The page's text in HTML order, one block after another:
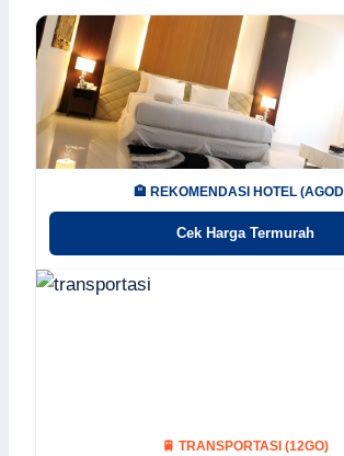
🏨 REKOMENDASI HOTEL
Cek Harga Termurah
🚆 TRANSPORTASI (12GO)